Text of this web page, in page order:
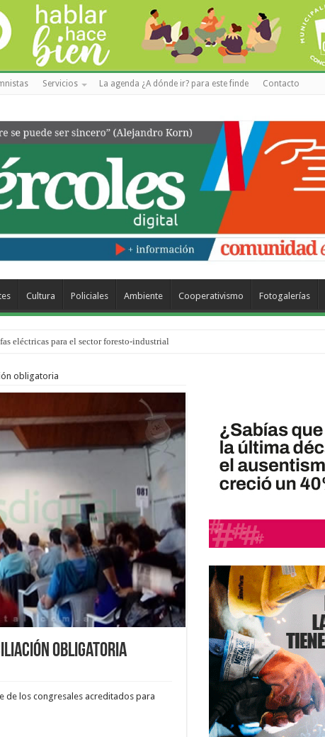
Servicios La agenda ¿A dónde ir? para este finde Contacto
Cultura Policiales Ambiente Cooperativismo Fotogalerías
eléctricas para el sector foresto-industrial
ingresó en revisión a Diputados
obligatoria
obligatoria
de los congresales acreditados para